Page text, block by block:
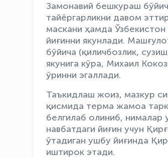
Замонавий бешкураш
тайёргарликни давом
маскани ҳамда
йиғинни якунлади.
бўйича (қиличбозлик,
якунига кўра, Михаил
ўринни эгаллади.
Таъкидлаш жоиз, мазкур
қисмида терма жамоа
белгилаб олиниб,
навбатдаги йиғин учун
ўтадиган ушбу йиғинда
иштирок этади.